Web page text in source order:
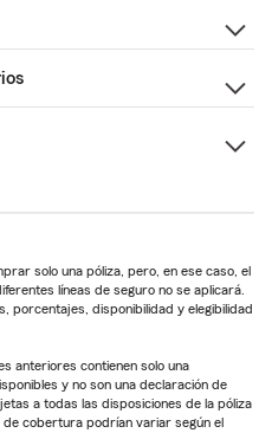
solo una póliza, pero, en ese caso, el
líneas de seguro no se aplicará.
porcentajes, disponibilidad y elegibilidad
anteriores contienen solo una
y no son una declaración de
a todas las disposiciones de la póliza
de cobertura podrían variar según el